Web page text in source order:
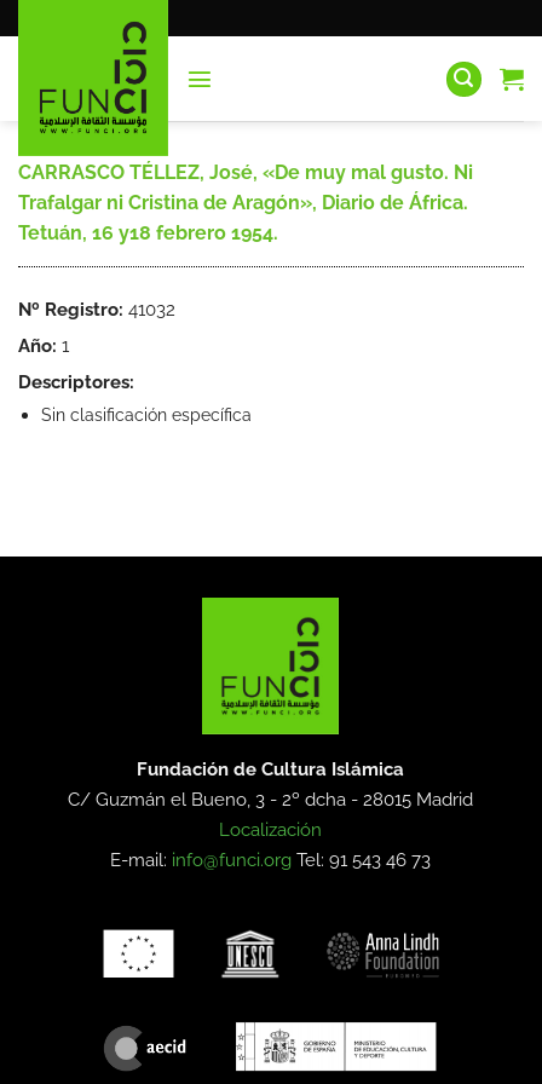
al
CARRASCO TÉLLEZ, José, «De muy mal gusto. Ni
Trafalgar ni Cristina de Aragón», Diario de África.
Tetuán, 16 y18 febrero 1954.
Nº Registro: 41032
Año: 1
Descriptores:
Sin clasificación específica
Fundación de Cultura Islámica
C/ Guzmán el Bueno, 3 - 2º dcha -28015 Madrid
Localización
E-mail: info@funci.org Tel: 91 543 46 73